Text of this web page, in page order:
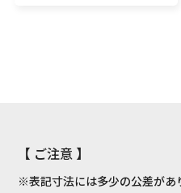
【 ご注意 】
※表記寸法には多少の公差があ